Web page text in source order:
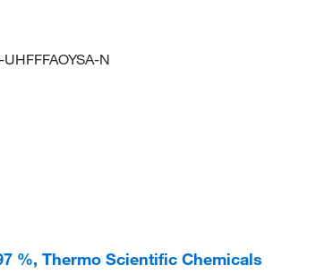
N
%, Thermo Scientific Chemicals